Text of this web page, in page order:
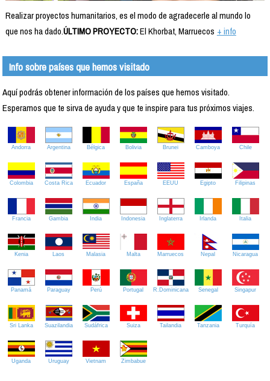
Realizar proyectos humanitarios, es el modo de agradecerle al mundo lo
que nos ha dado.ÚLTIMO PROYECTO:El Khorbat, Marruecos + info
Info sobre países que hemos visitado
Aquí podrás obtener información de los países que hemos visitado.
Esperamos que te sirva de ayuda y que te inspire para tus próximos viajes.
Andorra Argentina Bélgica Bolivia Brunei Camboya Chile
Colombia Costa Rica Ecuador España EEUU Egipto Filipinas
Francia Gambia India Indonesia Inglaterra Irlanda Italia
Kenia Laos Malasia Malta Marruecos Nepal Nicaragua
Panamá Paraguay Perú Portugal R.Dominicana Senegal Singapur
Sri Lanka Suazilandia Sudáfrica Suiza Tailandia Tanzania Turquía
Uganda Uruguay Vietnam Zimbabue